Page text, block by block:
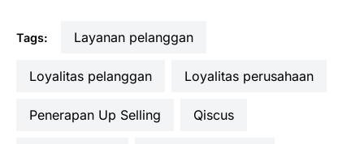
Tags: layanan pelanggan
loyalitas pelanggan loyalitas perusahaan
Penerapan Up Selling Qiscus